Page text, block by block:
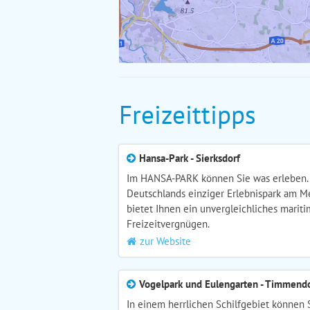
Freizeittipps
Hansa-Park - Sierksdorf
Im HANSA-PARK können Sie was
Deutschlands einziger Erlebnispark am
bietet Ihnen ein unvergleichliches
Freizeitvergnügen.
zur Website
Vogelpark und Eulengarten -
In einem herrlichen Schilfgebiet können